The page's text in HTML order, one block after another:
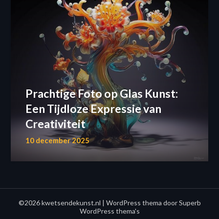
Prachtige Foto op Glas Kunst:
Een Tijdloze Expressie van
Creativiteit
10 december 2025
©2026 kwetsendekunst.nl | WordPress thema doorSuperb
WordPress thema's